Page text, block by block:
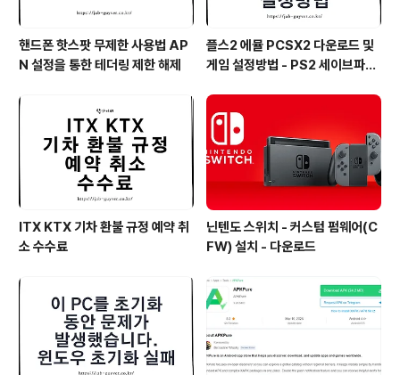
핸드폰 핫스팟 무제한 사용법 AP
N 설정을 통한 테더링 제한 해제
플스2 에뮬 PCSX2 다운로드 및
게임 설정방법 - PS2 세이브파일
ITX KTX 기차 환불 규정 예약 취
소 수수료
닌텐도 스위치 - 커스텀 펌웨어(C
FW) 설치 - 다운로드